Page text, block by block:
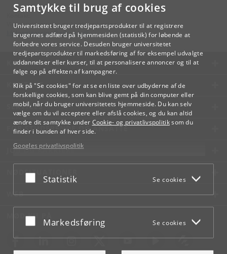
Samtykke til brug af cookies
Universitetet bruger tredjepartsprodukter til at registrere
brugernes adfærd på hjemmesiden (statistik) for løbende at
forbedre vores service. Desuden bruger universitetet
tredjepartsprodukter til markedsføring af for eksempel udvalgte
uddannelser eller kurser, til at personalisere annoncer og til at
følge op på effekten af kampagner.
Klik på "Se cookies" for at se en liste over udbyderne af de
forskellige cookies, som kan blive gemt på din computer eller
mobil, når du bruger universitetets hjemmeside. Du kan selv
vælge om du vil acceptere eller afslå cookies, og du kan altid
ændre dit samtykke under Cookie- og privatlivspolitiksom du
finder i bunden af hver side.
Googles privatlivspolitik
Acceptér eller afslå
Statistik Se cookies
Acceptér eller afslå
Markedsføring Se cookies
Videreuddannelse og Livslang Læring
lifelonglearning@adm.ku.dk
KØBENHAVNS UNIVERSITET
KONTAKT
SERVICES
FOR STUDERENDE OG ANSATTE
JOB OG KARRIERE
NØDSITUATIONER
WEB
MØD KU PÅ